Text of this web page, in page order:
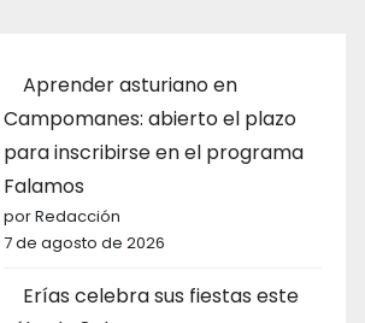
Aprender asturiano en
Campomanes: abierto el plazo
para inscribirse en el programa
Falamos
por Redacción
7 de agosto de 2026
Erías celebra sus fiestas este